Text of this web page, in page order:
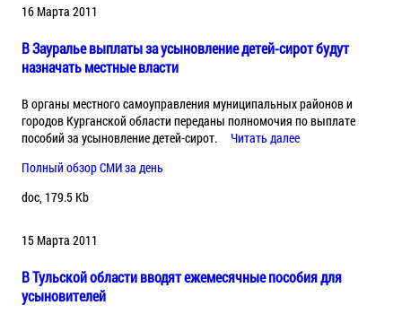
16 Марта 2011
В Зауралье выплаты за усыновление детей-сирот будут
назначать местные власти
В органы местного самоуправления муниципальных районов и
городов Курганской области переданы полномочия по выплате
пособий за усыновление детей-сирот.
Читать далее
Полный обзор СМИ за день
doc, 179.5 Kb
15 Марта 2011
В Тульской области вводят ежемесячные пособия для
усыновителей